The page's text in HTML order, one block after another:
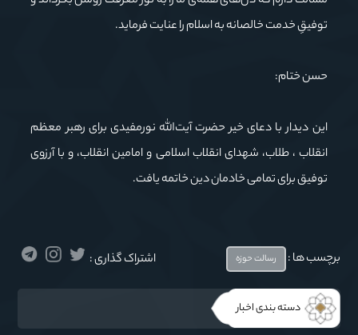
توفیقِ خدمت خالصانه به اسلام را عنایت فرماید.
حسن ختام:
این دیدار با دعای خیر حضرت آیت‌الله نورمفیدی برای رهبر معظم
انقلاب ، طلاب، شهدای انقلاب اسلامی و امامین انقلاب، و با آرزوی
توفیق برای تمامی خادمان دین خاتمه یافت.
برچسب ها : رسالت حوزه اشتراک گذاری :
دسته بندی اخبار